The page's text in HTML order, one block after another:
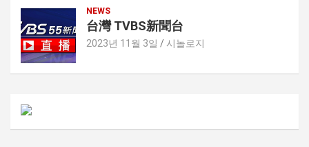
NEWS
台灣 TVBS新聞台
2023년 11월 3일 시놀로지